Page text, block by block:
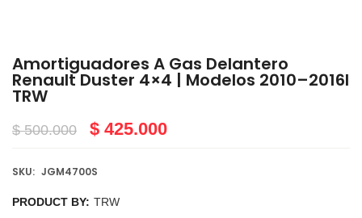
Amortiguadores A Gas Delantero
Renault Duster 4×4 | Modelos 2010–2016I
TRW
$500.000 $ 425.000
SKU: JGM4700S
PRODUCT BY: TRW